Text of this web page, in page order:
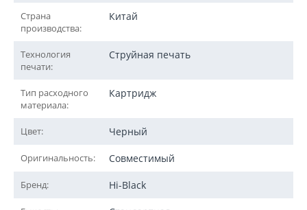
Страна
производства:
Китай
Технология
печати:
Струйная печать
Тип расходного
материала:
Картридж
Цвет: Черный
Оригинальность: Совместимый
Бренд: Hi-Black